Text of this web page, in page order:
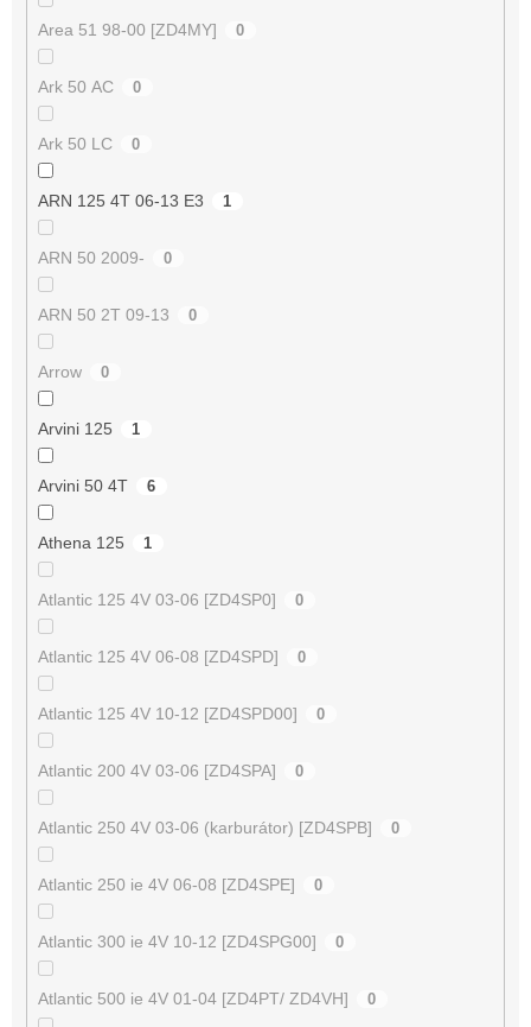
Area 51 98-00 [ZD4MY] 0
Ark 50 AC 0
Ark 50 LC 0
ARN 125 4T 06-13 E3 1
ARN 50 2009- 0
ARN 50 2T 09-13 0
Arrow 0
Arvini 125 1
Arvini 50 4T 6
Athena 125 1
Atlantic 125 4V 03-06 [ZD4SP0] 0
Atlantic 125 4V 06-08 [ZD4SPD] 0
Atlantic 125 4V 10-12 [ZD4SPD00] 0
Atlantic 200 4V 03-06 [ZD4SPA] 0
Atlantic 250 4V 03-06 (karburátor) [ZD4SPB] 0
Atlantic 250 ie 4V 06-08 [ZD4SPE] 0
Atlantic 300 ie 4V 10-12 [ZD4SPG00] 0
Atlantic 500 ie 4V 01-04 [ZD4PT/ ZD4VH] 0